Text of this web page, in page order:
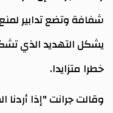
شفافة وتضع تدابير
يشكل التهديد الذي
خطرا متزايدا.
وقالت جرانت "إذا